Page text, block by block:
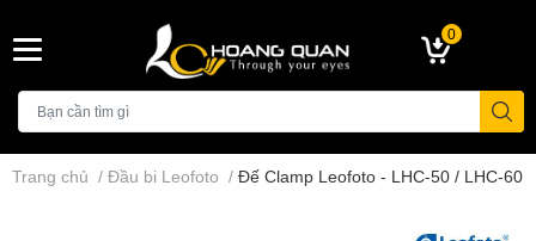
0
Trang chủ / Đầu bi Leofoto / Đế Clamp Leofoto - LHC-50 / LHC-60